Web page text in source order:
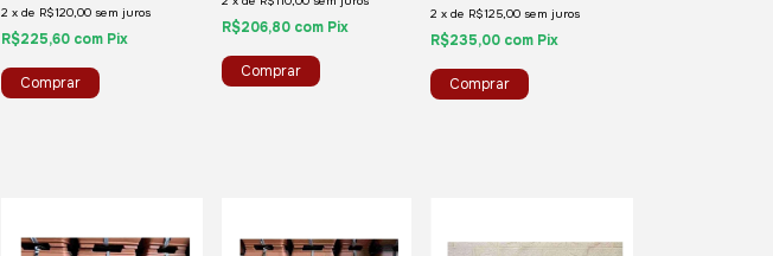
2 x de R$120,00 sem juros
R$225,60 com Pix
R$206,80 com Pix
2 x de R$125,00 sem juros
R$235,00 com Pix